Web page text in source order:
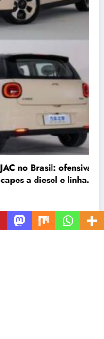
no Brasil: ofensiva
a diesel e linha